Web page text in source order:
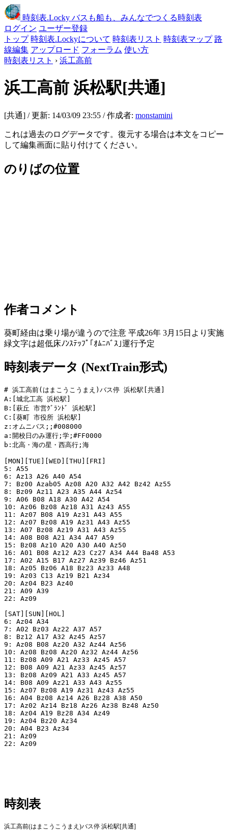
時刻表.Locky バスも船も、みんなでつくる時刻表
ログイン ユーザー登録
トップ 時刻表.Lockyについて 時刻表リスト 時刻表マップ 路
線編集 アップロード フォーラム 使い方
時刻表リスト › 浜工高前
浜工高前 浜松駅[共通]
[共通] / 更新: 14/03/09 23:55 / 作成者: monstamini
これは過去のログデータです。復元する場合は本文をコピー
して編集画面に貼り付けてください。
のりばの位置
作者コメント
葵町経由は乗り場が違うので注意 平成26年 3月15日より実施
緑文字は超低床ﾉﾝｽﾃｯﾌﾟ｢ｵﾑﾆﾊﾞｽ｣運行予定
時刻表データ (NextTrain形式)
# 浜工高前(はまこうこうまえ)バス停 浜松駅[共通]
A:[城北工高 浜松駅]
B:[萩丘 市営ｸﾞﾗﾝﾄﾞ 浜松駅]
C:[葵町 市役所 浜松駅]
z:オムニバス;;#008000
a:開校日のみ運行;学;#FF0000
b:北高・海の星・西高行;海
[MON][TUE][WED][THU][FRI]
5: A55
6: Az13 A26 A40 A54
7: Bz00 Azab05 Az08 A20 A32 A42 Bz42 Az55
8: Bz09 Az11 A23 A35 A44 Az54
9: A06 B08 A18 A30 A42 A54
10: Az06 Bz08 Az18 A31 Az43 A55
11: Az07 B08 A19 Az31 A43 A55
12: Az07 Bz08 A19 Az31 A43 Az55
13: A07 Bz08 Az19 A31 A43 Az55
14: A08 B08 A21 A34 A47 A59
15: Bz08 Az10 A20 A30 A40 Az50
16: A01 B08 Az12 A23 Cz27 A34 A44 Ba48 A53
17: A02 A15 B17 Az27 Az39 Bz46 Az51
18: Az05 Bz06 A18 Bz23 Az33 A48
19: Az03 C13 Az19 B21 Az34
20: Az04 B23 Az40
21: A09 A39
22: Az09
[SAT][SUN][HOL]
6: Az04 A34
7: A02 Bz03 Az22 A37 A57
8: Bz12 A17 A32 Az45 Az57
9: Az08 B08 Az20 A32 Az44 Az56
10: Az08 Bz08 Az20 Az32 Az44 Az56
11: Bz08 A09 A21 Az33 Az45 A57
12: B08 A09 A21 Az33 Az45 Az57
13: Bz08 Az09 A21 A33 Az45 A57
14: B08 A09 Az21 A33 A43 Az55
15: Az07 Bz08 A19 Az31 Az43 Az55
16: A04 Bz08 Az14 A26 Bz28 A38 A50
17: Az02 Az14 Bz18 Az26 Az38 Bz48 Az50
18: Az04 A19 Bz28 A34 Az49
19: Az04 Bz20 Az34
20: A04 B23 Az34
21: Az09
22: Az09
時刻表
浜工高前(はまこうこうまえ)バス停 浜松駅[共通]